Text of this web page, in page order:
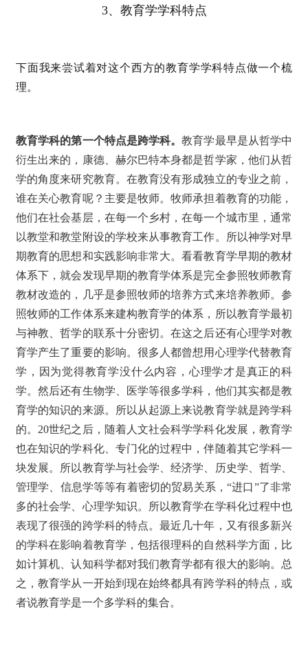
3、教育学学科特点
下面我来尝试着对这个西方的教育学学科特点做一个梳
理。
教育学科的第一个特点是跨学科。教育学最早是从哲学中
衍生出来的，康德、赫尔巴特本身都是哲学家，他们从哲
学的角度来研究教育。在教育没有形成独立的专业之前，
谁在关心教育呢？主要是牧师。牧师承担着教育的功能，
他们在社会基层，在每一个乡村，在每一个城市里，通常
以教堂和教堂附设的学校来从事教育工作。所以神学对早
期教育的思想和实践影响非常大。看看教育学早期的教材
体系下，就会发现早期的教育学体系是完全参照牧师教育
教材改造的，几乎是参照牧师的培养方式来培养教师。参
照牧师的工作体系来建构教育学的体系，所以教育学最初
与神教、哲学的联系十分密切。在这之后还有心理学对教
育学产生了重要的影响。很多人都曾想用心理学代替教育
学，因为觉得教育学没什么内容，心理学才是真正的科
学。然后还有生物学、医学等很多学科，他们其实都是教
育学的知识的来源。所以从起源上来说教育学就是跨学科
的。20世纪之后，随着人文社会科学学科化发展，教育学
也在知识的学科化、专门化的过程中，伴随着其它学科一
块发展。所以教育学与社会学、经济学、历史学、哲学、
管理学、信息学等等有着密切的贸易关系，“进口”了非常
多的社会学、心理学知识。所以教育学在学科化过程中也
表现了很强的跨学科的特点。最近几十年，又有很多新兴
的学科在影响着教育学，包括很理科的自然科学方面，比
如计算机、认知科学都对我们教育学都有很大的影响。总
之，教育学从一开始到现在始终都具有跨学科的特点，或
者说教育学是一个多学科的集合。